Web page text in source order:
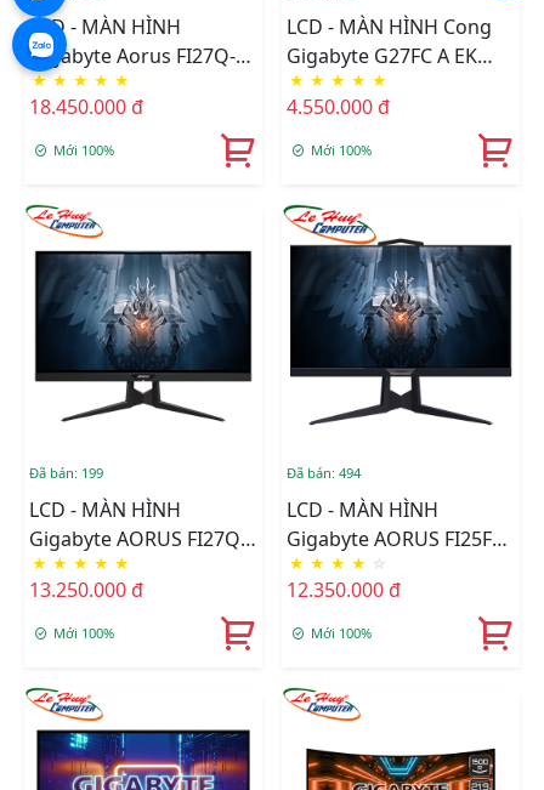
LCD - MÀN HÌNH
Gigabyte Aorus FI27Q-X
27 Inch 2K IPS 240Hz
★ ★ ★ ★ ★
18.450.000 đ
Mới 100%
LCD - MÀN HÌNH Cong
Gigabyte G27FC A EK
27Inch FHD VA 165Hz
(OC 170Hz)
★ ★ ★ ★ ★
4.550.000 đ
Mới 100%
Đã bán: 199
LCD - MÀN HÌNH
Gigabyte AORUS FI27Q
Gaming 27" IPS 2K
165Hz FreeSync HDR
Chuyên Game
★ ★ ★ ★ ★
13.250.000 đ
Mới 100%
Đã bán: 494
LCD - MÀN HÌNH
Gigabyte AORUS FI25F
24.5Inch FHD IPS
Chuyên Game
★ ★ ★ ★ ☆
12.350.000 đ
Mới 100%